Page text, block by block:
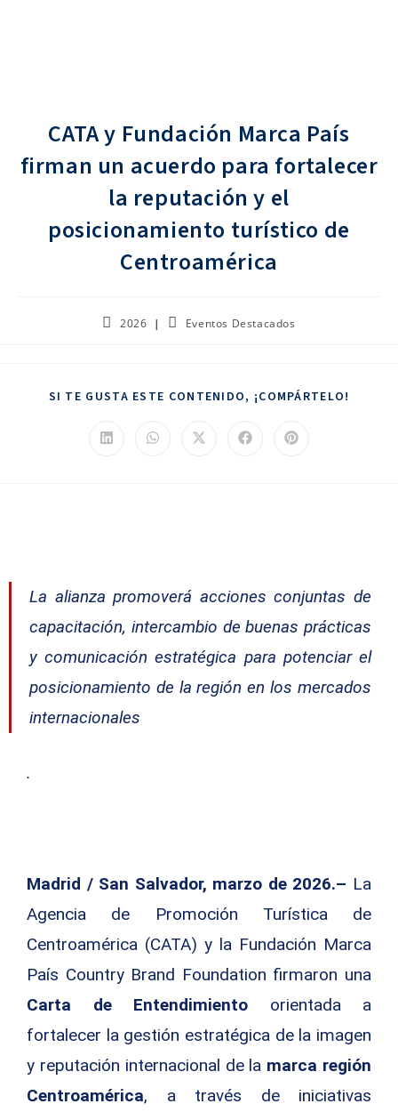
CATA y Fundación Marca País
firman un acuerdo para fortalecer
la reputación y el
posicionamiento turístico de
Centroamérica
2026 Eventos Destacados
SI TE GUSTA ESTE CONTENIDO, ¡COMPÁRTELO!
La alianza promoverá acciones conjuntas de
capacitación, intercambio de buenas prácticas
y comunicación estratégica para potenciar el
posicionamiento de la región en los mercados
internacionales
.
Madrid / San Salvador, marzo de 2026.– La
Agencia de Promoción Turística de
Centroamérica (CATA) y la Fundación Marca
País Country Brand Foundation firmaron una
Carta de Entendimiento orientada a
fortalecer la gestión estratégica de la imagen
y reputación internacional de la marca región
Centroamérica, a través de iniciativas